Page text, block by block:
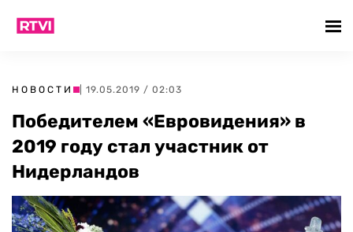
НОВОСТИ | 19.05.2019 / 02:03
Победителем «Евровидения» в
2019 году стал участник от
Нидерландов